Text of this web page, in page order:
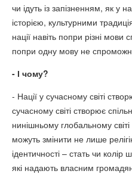
чи ідуть із запізненням, як у
історією, культурними
нації навіть попри різні
попри одну мову не
- І чому?
- Нації у сучасному світі
сучасному світі створює
нинішньому глобальному
можуть змінити не лише
ідентичності – стать чи колір
які надають власним